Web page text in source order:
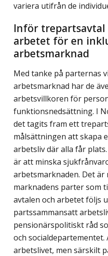
variera utifrån de
Inför
arbetet för en
arbetsmarknad
Med tanke på parternas
arbetsmarknad har de
arbetsvillkoren för
funktionsnedsättning. I
det tagits fram ett
målsättningen att skapa
arbetsliv där alla får
är att minska
arbetsmarknaden. Det
marknadens parter som
avtalen och arbetet följs
partssammansatt
pensionärspolitiskt råd
och
arbetslivet, men särskilt